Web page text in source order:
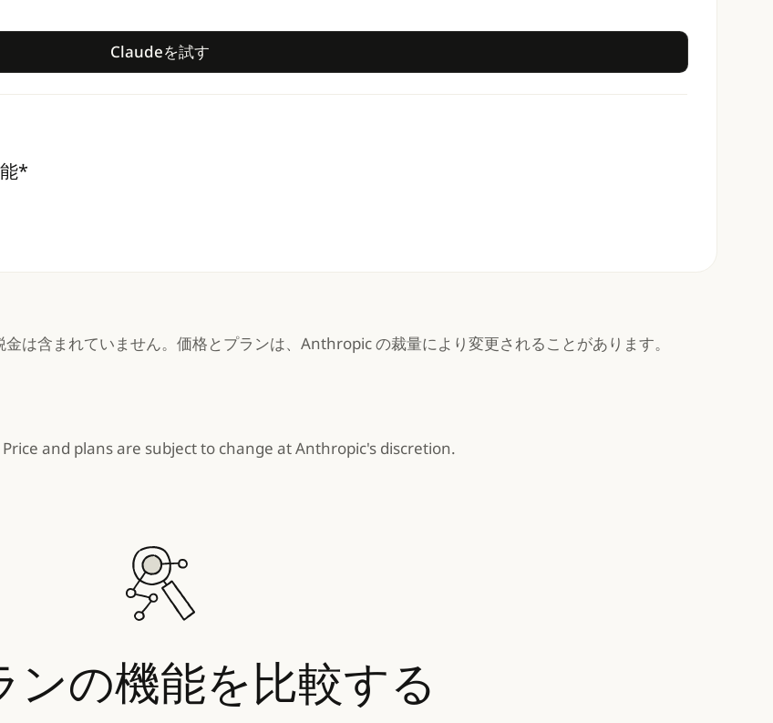
Claudeを試す
*
は含まれていません。価格とプランは、Anthropic の裁量により変更されることがあります。
and plans are subject to change at Anthropic's discretion.
ンの機能を比較する